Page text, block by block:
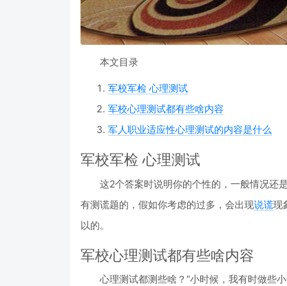
本文目录
军校军检 心理测试
军校心理测试都有些啥内容
军人职业适应性心理测试的内容是什么
军校军检 心理测试
这2个答案时说明你的个性的，一般情况还
有测谎题的，假如你考虑的过多，会出现说谎现
以的。
军校心理测试都有些啥内容
心理测试都测些啥？“小时候，我有时做些